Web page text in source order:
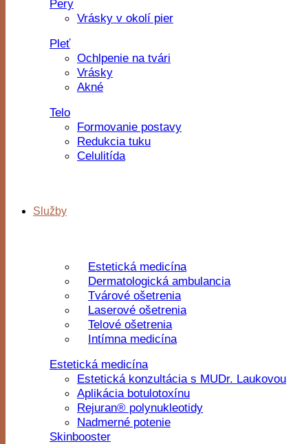
Pery
Vrásky v okolí pier
Pleť
Ochlpenie na tvári
Vrásky
Akné
Telo
Formovanie postavy
Redukcia tuku
Celulitída
Služby
Estetická medicína
Dermatologická ambulancia
Tvárové ošetrenia
Laserové ošetrenia
Telové ošetrenia
Intímna medicína
Estetická medicína
Estetická konzultácia s MUDr. Laukovou
Aplikácia botulotoxínu
Rejuran® polynukleotidy
Nadmerné potenie
Skinbooster